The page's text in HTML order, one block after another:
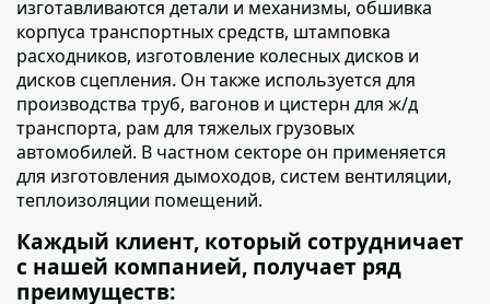
изготавливаются детали и механизмы, обшивка
корпуса транспортных средств, штамповка
расходников, изготовление колесных дисков и
дисков сцепления. Он также используется для
производства труб, вагонов и цистерн для ж/д
транспорта, рам для тяжелых грузовых
автомобилей. В частном секторе он применяется
для изготовления дымоходов, систем вентиляции,
теплоизоляции помещений.
Каждый клиент, который сотрудничает
с нашей компанией, получает ряд
преимуществ: